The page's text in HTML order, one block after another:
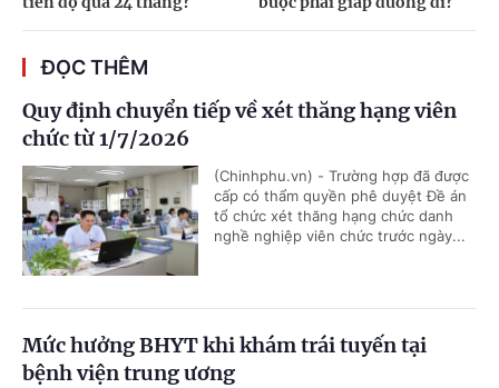
ĐỌC THÊM
Quy định chuyển tiếp về xét thăng hạng viên
chức từ 1/7/2026
(Chinhphu.vn) - Trường hợp đã được
cấp có thẩm quyền phê duyệt Đề án
tổ chức xét thăng hạng chức danh
nghề nghiệp viên chức trước ngày...
Mức hưởng BHYT khi khám trái tuyến tại
bệnh viện trung ương